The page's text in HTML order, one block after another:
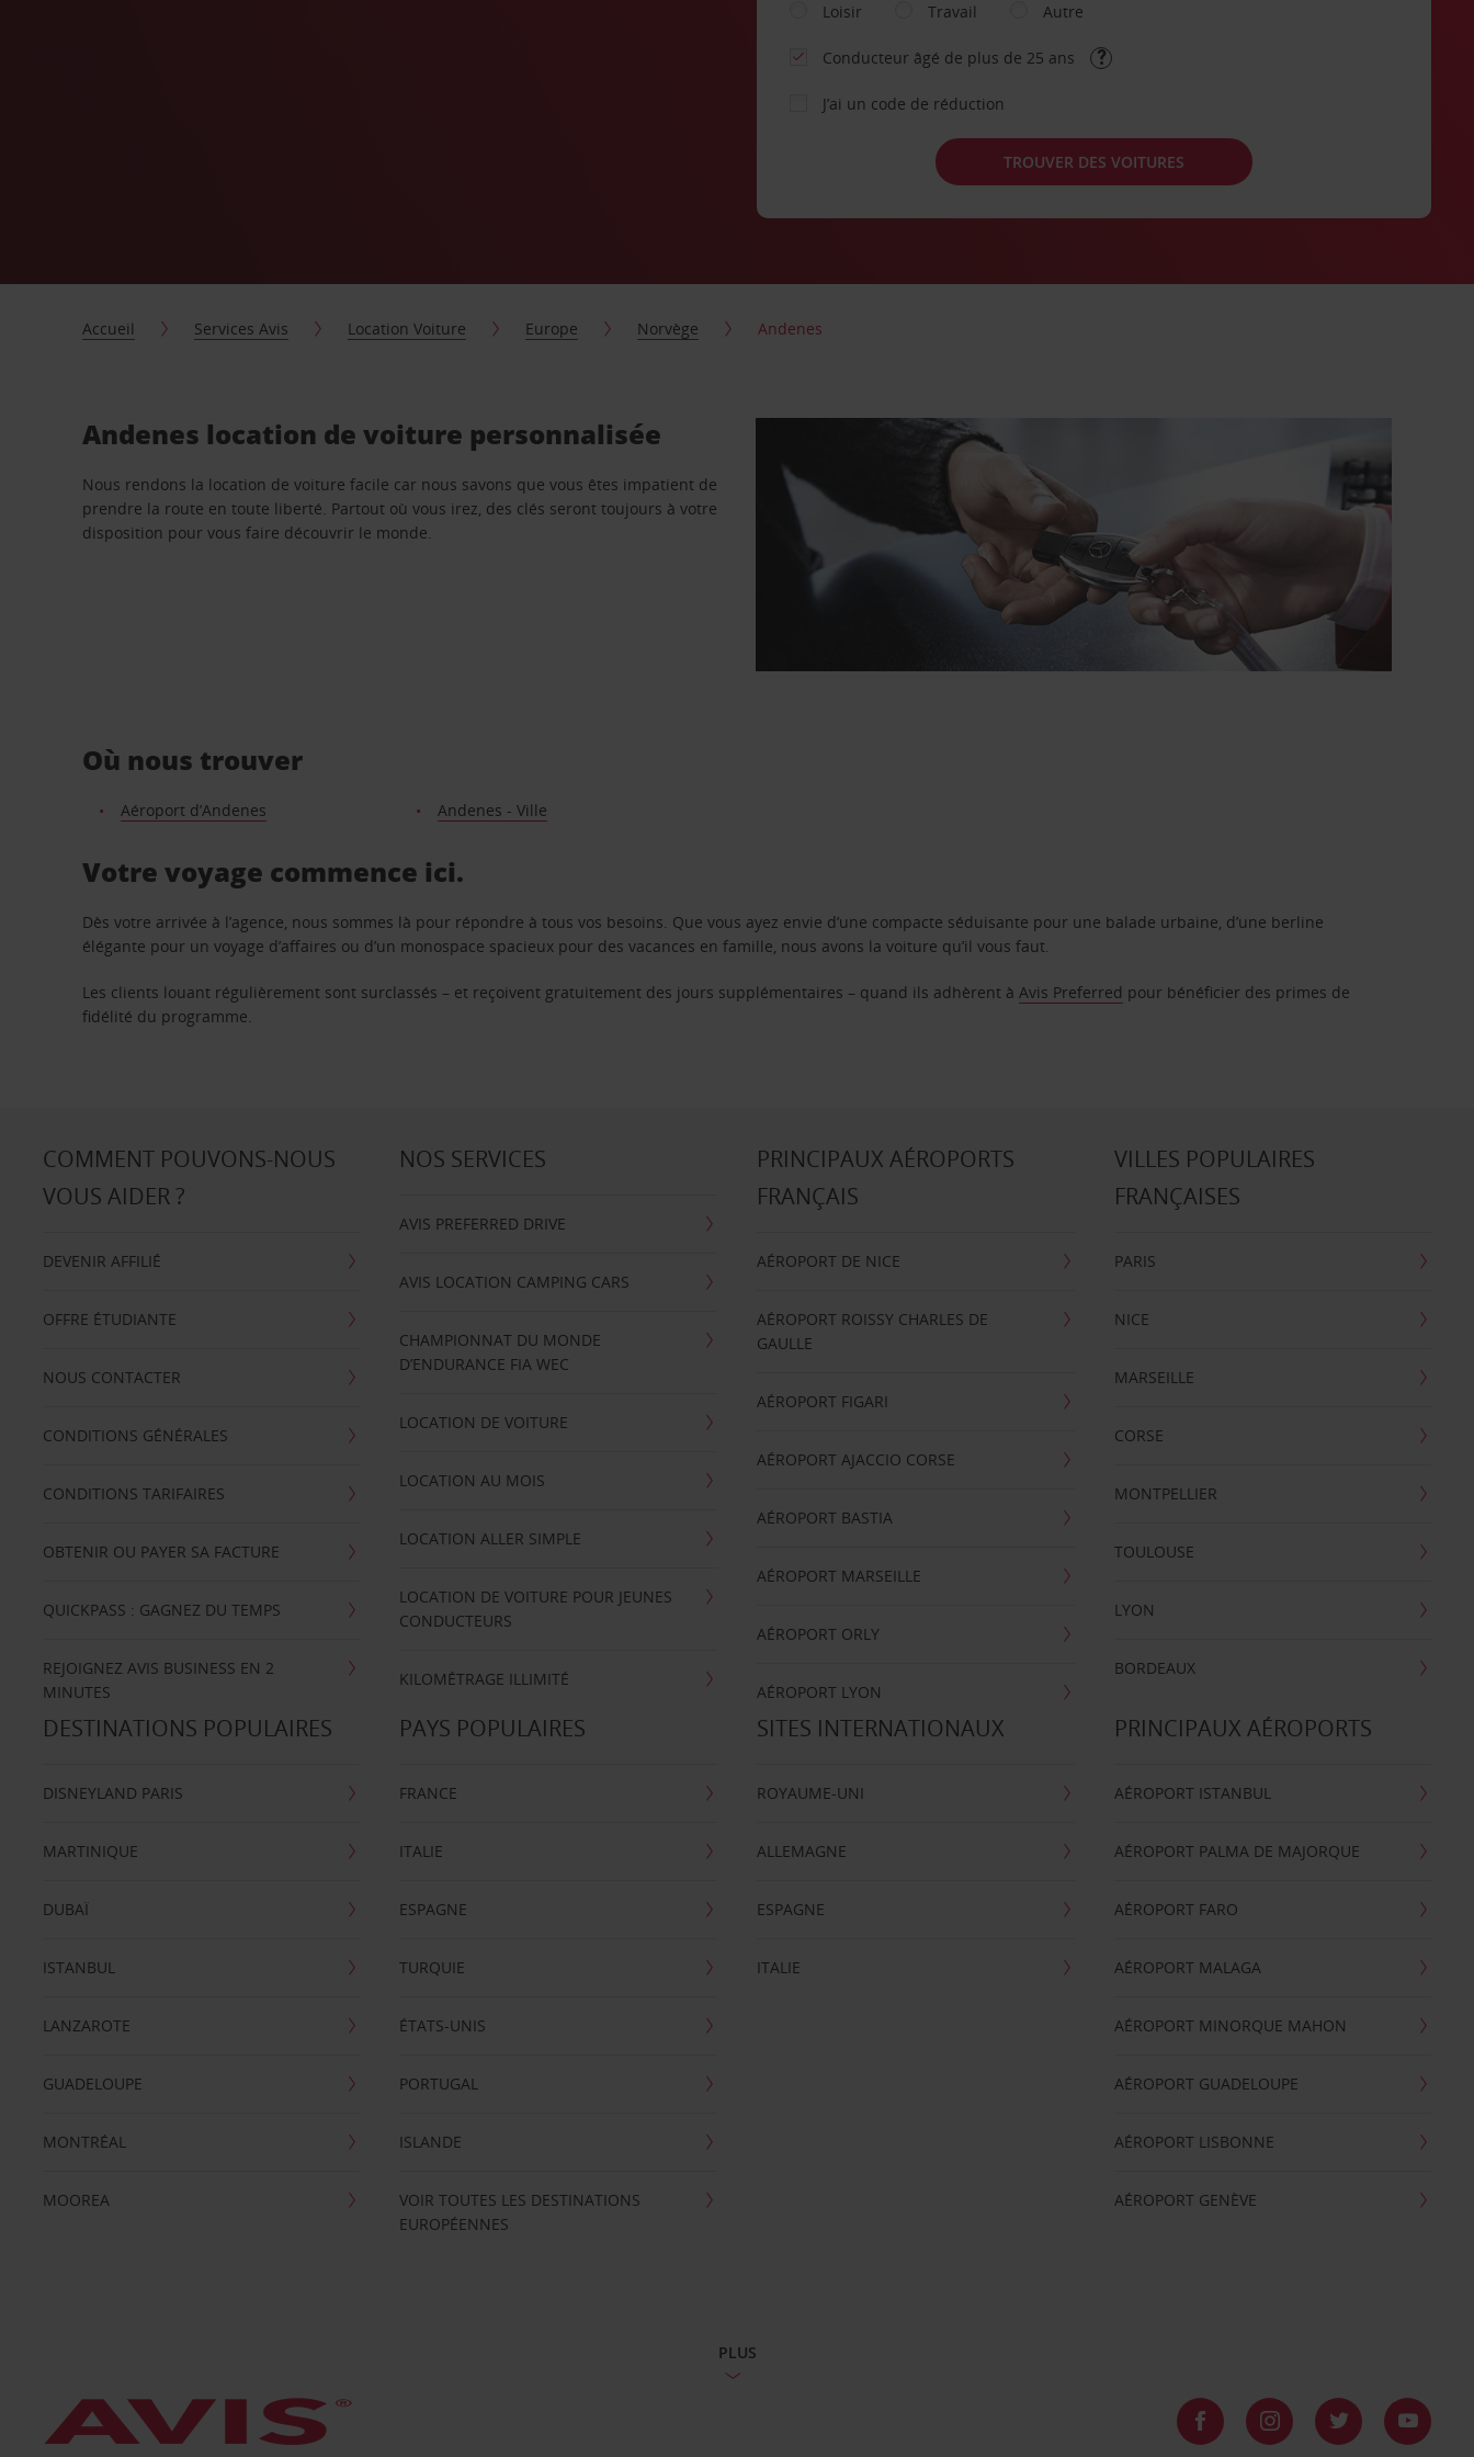
Loisir
Travail Autre
Conducteur âgé de plus de 25 ans
J’ai un code de réduction
TROUVER DES VOITURES
Accueil Services Avis Location Voiture Europe Norvège Andenes
Andenes location de voiture personnalisée
Nous rendons la location de voiture facile car nous savons que vous êtes impatient de
prendre la route en toute liberté. Partout où vous irez, des clés seront toujours à votre
disposition pour vous faire découvrir le monde.
Où nous trouver
Aéroport d’Andenes Andenes - Ville
Votre voyage commence ici.
Dès votre arrivée à l’agence, nous sommes là pour répondre à tous vos besoins. Que vous ayez envie d’une compacte séduisante pour une balade urbaine, d’une berline
élégante pour un voyage d’affaires ou d’un monospace spacieux pour des vacances en famille, nous avons la voiture qu’il vous faut.
Les clients louant régulièrement sont surclassés – et reçoivent gratuitement des jours supplémentaires – quand ils adhèrent àAvis Preferred pour bénéficier des primes de
fidélité du programme.
COMMENT POUVONS-NOUS
VOUS AIDER ?
DEVENIR AFFILIÉ
OFFRE ÉTUDIANTE
NOUS CONTACTER
CONDITIONS GÉNÉRALES
CONDITIONS TARIFAIRES
OBTENIR OU PAYER SA FACTURE
QUICKPASS : GAGNEZ DU TEMPS
REJOIGNEZ AVIS BUSINESS EN 2
MINUTES
NOS SERVICES
AVIS PREFERRED DRIVE
AVIS LOCATION CAMPING CARS
CHAMPIONNAT DU MONDE
D’ENDURANCE FIA WEC
LOCATION DE VOITURE
LOCATION AU MOIS
LOCATION ALLER SIMPLE
LOCATION DE VOITURE POUR JEUNES
CONDUCTEURS
KILOMÉTRAGE ILLIMITÉ
PRINCIPAUX AÉROPORTS
FRANÇAIS
AÉROPORT DE NICE
AÉROPORT ROISSY CHARLES DE
GAULLE
AÉROPORT FIGARI
AÉROPORT AJACCIO CORSE
AÉROPORT BASTIA
AÉROPORT MARSEILLE
AÉROPORT ORLY
AÉROPORT LYON
VILLES POPULAIRES
FRANÇAISES
PARIS
NICE
MARSEILLE
CORSE
MONTPELLIER
TOULOUSE
LYON
BORDEAUX
DESTINATIONS POPULAIRES
DISNEYLAND PARIS
MARTINIQUE
DUBAÏ
ISTANBUL
LANZAROTE
GUADELOUPE
MONTRÉAL
MOOREA
PAYS POPULAIRES
FRANCE
ITALIE
ESPAGNE
TURQUIE
ÉTATS-UNIS
PORTUGAL
ISLANDE
VOIR TOUTES LES DESTINATIONS
EUROPÉENNES
SITES INTERNATIONAUX
ROYAUME-UNI
ALLEMAGNE
ESPAGNE
ITALIE
PRINCIPAUX AÉROPORTS
AÉROPORT ISTANBUL
AÉROPORT PALMA DE MAJORQUE
AÉROPORT FARO
AÉROPORT MALAGA
AÉROPORT MINORQUE MAHON
AÉROPORT GUADELOUPE
AÉROPORT LISBONNE
AÉROPORT GENÈVE
PLUS